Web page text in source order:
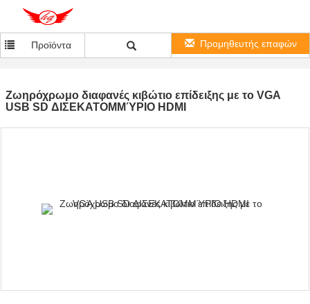
Προϊόντα Προμηθευτής επαφών
Ζωηρόχρωμο διαφανές κιβώτιο επίδειξης με το VGA
USB SD ΔΙΣΕΚΑΤΟΜΜΎΡΙΟ HDMI